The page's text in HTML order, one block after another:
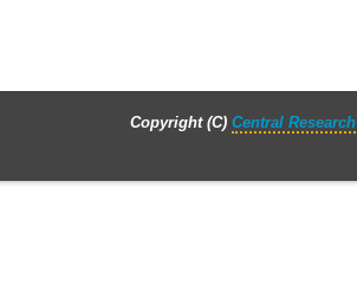
Copyright (C) Central